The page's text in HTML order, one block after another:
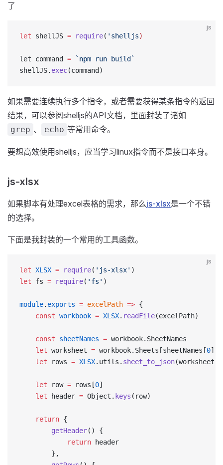
了
js
let shellJS = require( 'shelljs)
let command = `npm run build`
shellJS. exec(command)
如果需要连续执行多个指令，或者需要获得某条指令的返回
结果，可以参阅shelljs的API文档，里面封装了诸如
grep 、 echo 等常用命令。
要想高效使用shelljs，应当学习linux指令而不是接口本身。
js-xlsx
如果脚本有处理excel表格的需求，那么js-xlsx是一个不错
的选择。
下面是我封装的一个常用的工具函数。
js
let XLSX = require( 'js-xlsx' )
let fs = require( 'fs' )
module. exports = excelPath => {
    const
workbook = XLSX. readFile(excelPath)
    const
sheetNames = workbook.SheetNames
    let
worksheet = workbook.Sheets[sheetNames[0]]
    let
rows = XLSX.utils. sheet_to_json(worksheet)
    let
row = rows[0]
    let
header = Object. keys (row)
    return
{
        getHeader
() {
            return
header
        },